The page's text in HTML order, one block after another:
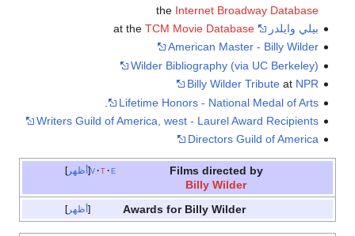
the Internet Broadway Database
بيلي وايلدر
at the
TCM Movie Database
American Master - Billy Wilder
Wilder Bibliography (via UC Berkeley)
Billy Wilder Tributeat NPR
Lifetime Honors - National Medal of Arts
Writers Guild of America, west - Laurel Award Recipients
Directors Guild of America
أظهر v t e
Films directed by
Billy Wilder
أظهر Awards for Billy Wilder